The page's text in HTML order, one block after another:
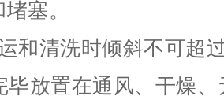
塞。
和清洗时倾斜不可超
毕放置在通风、干燥